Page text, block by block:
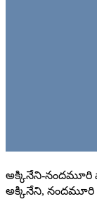
అక్కినేని-నందమూరి
అక్కినేని,